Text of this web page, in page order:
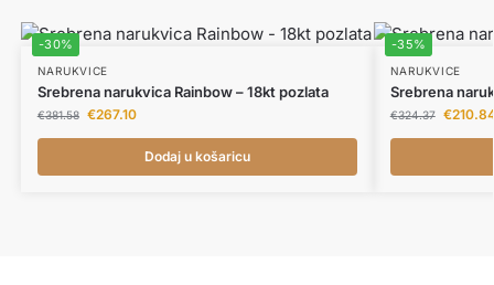
-30%
NARUKVICE
Srebrena narukvica Rainbow – 18kt pozlata
€381.58 €267.10
Dodaj u košaricu
-35%
NARUKVICE
Srebrena
€324.37 €